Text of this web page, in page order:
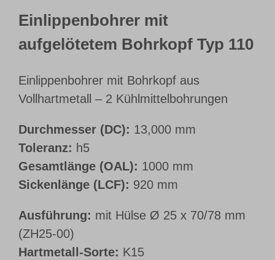
Einlippenbohrer mit
aufgelötetem Bohrkopf Typ 110
Einlippenbohrer mit Bohrkopf aus
Vollhartmetall – 2 Kühlmittelbohrungen
Durchmesser (DC): 13,000 mm
Toleranz: h5
Gesamtlänge (OAL): 1000 mm
Sickenlänge (LCF): 920 mm
Ausführung: mit Hülse Ø 25 x 70/78 mm
(ZH25-00)
Hartmetall-Sorte: K15